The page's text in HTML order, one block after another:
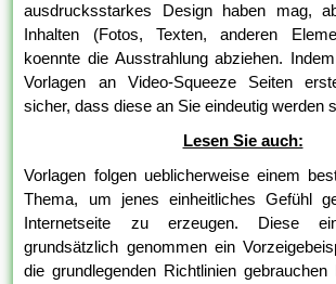
ausdrucksstarkes Design haben mag,
Inhalten (Fotos, Texten, anderen
koennte die Ausstrahlung abziehen.
Vorlagen an Video-Squeeze Seiten
sicher, dass diese an Sie eindeutig werden
Lesen Sie auch:
Vorlagen folgen ueblicherweise einem
Thema, um jenes einheitliches Gefühl
Internetseite zu erzeugen. Diese
grundsätzlich genommen ein
die grundlegenden Richtlinien